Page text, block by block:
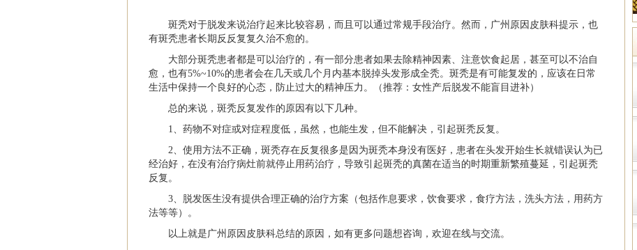
斑秃对于脱发来说治疗起来比较容易，而且可以通过常规手段治疗。然而， 广州原因皮肤科提示，也
有斑秃患者长期反反复复久治不愈的。
大部分斑秃患者都是可以治疗的，有一部分患者如果去除精神因素、注意饮食起居，甚至可以不治自
愈，也有5%~10%的患者会在几天或几个月内基本脱掉头发形成全秃。斑秃是有可能复发的，应该在日常
生活中保持一个良好的心态，防止过大的精神压力。（推荐： 女性产后脱发不能盲目进补）
总的来说，斑秃反复发作的原因有以下几种。
1、药物不对症或对症程度低，虽然，也能生发，但不能解决，引起斑秃反复。
2、使用方法不正确，斑秃存在反复很多是因为斑秃本身没有医好，患者在头发开始生长就错误认为已
经治好，在没有治疗病灶前就停止用药治疗，导致引起斑秃的真菌在适当的时期重新繁殖蔓延，引起斑秃
反复。
3、脱发医生没有提供合理正确的治疗方案（包括作息要求，饮食要求，食疗方法，洗头方法，用药方
法等等）。
以上就是广州原因皮肤科总结的原因，如有更多问题想咨询，欢迎在线与交流。